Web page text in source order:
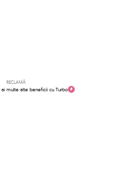
RECLAMĂ
multe alte beneficii cu Turbo